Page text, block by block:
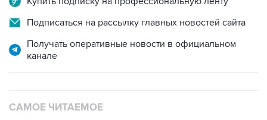
Подписаться на рассылку главных новостей сайта
Получать оперативные новости в официальном
канале
САМОЕ ЧИТАЕМОЕ